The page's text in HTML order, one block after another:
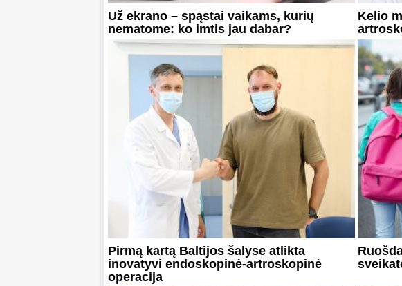
Už ekrano – spąstai vaikams, kurių
nematome: ko imtis jau dabar?
Kelio
Pirmą kartą Baltijos šalyse atlikta
inovatyvi endoskopinė-artroskopinė
operacija